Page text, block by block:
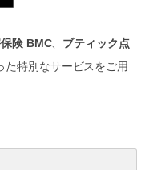
険 BMC、 ブティック点
た特別なサービスをご用